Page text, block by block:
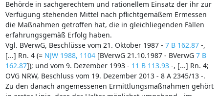
Behörde in sachgerechtem und rationellem Einsatz der ihr zur
Verfügung stehenden Mittel nach pflichtgemäßem Ermessen
die Maßnahmen getroffen hat, die in gleichliegenden Fällen
erfahrungsgemäß Erfolg haben.
Vgl. BVerwG, Beschlüsse vom 21. Oktober 1987 - 7 B 162.87-,
[...] Rn. 4 (= NJW 1988, 1104[BVerwG 21.10.1987 - BVerwG 7 B
162.87]); und vom 9. Dezember 1993 - 11 B 113.93-, [...] Rn. 4;
OVG NRW, Beschluss vom 19. Dezember 2013 - 8 A 2345/13 -.
Zu den danach angemessenen Ermittlungsmaßnahmen gehört